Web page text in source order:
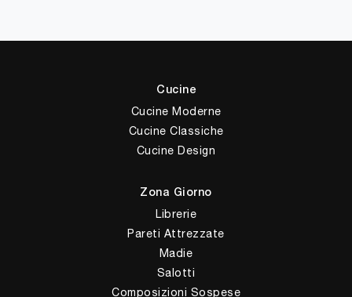
Cucine
Cucine Moderne
Cucine Classiche
Cucine Design
Zona Giorno
Librerie
Pareti Attrezzate
Madie
Salotti
Composizioni Sospese